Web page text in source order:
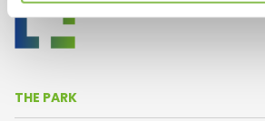
THE PARK